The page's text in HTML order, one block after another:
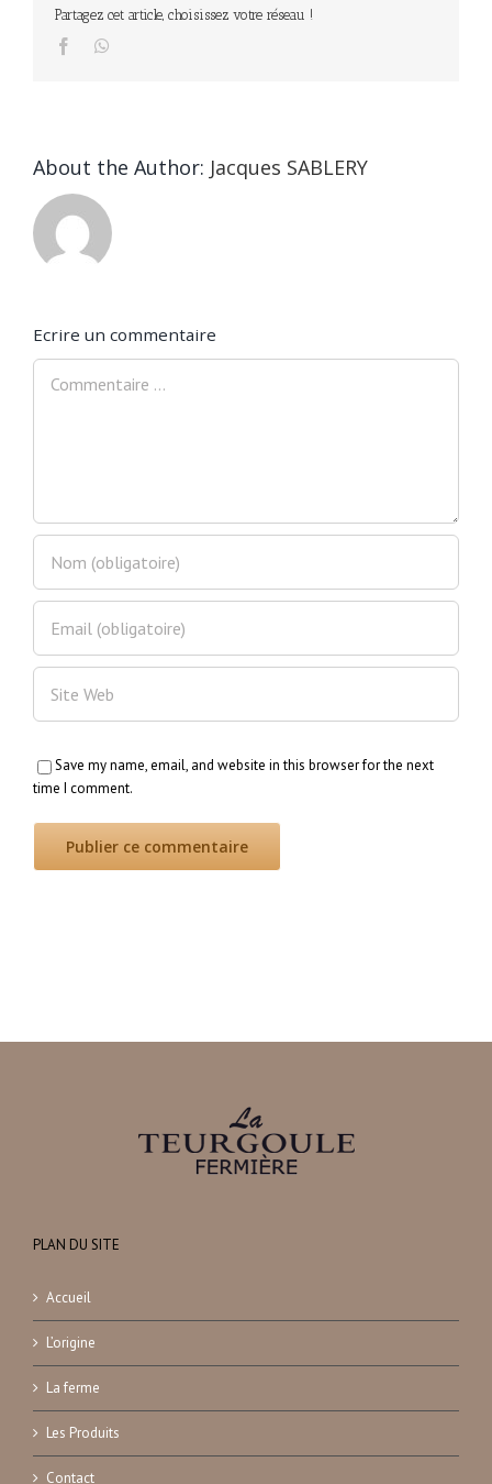
Partagez cet article, choisissez votre réseau !
Facebook
About the Author: Jacques SABLERY
Ecrire un commentaire
Comment
Save my name, email, and website in this browser for the next
time I comment.
PLAN DU SITE
Accueil
L’origine
La ferme
Les Produits
Contact